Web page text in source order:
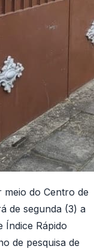
do Centro de
de segunda (3) a
Índice Rápido
de pesquisa de